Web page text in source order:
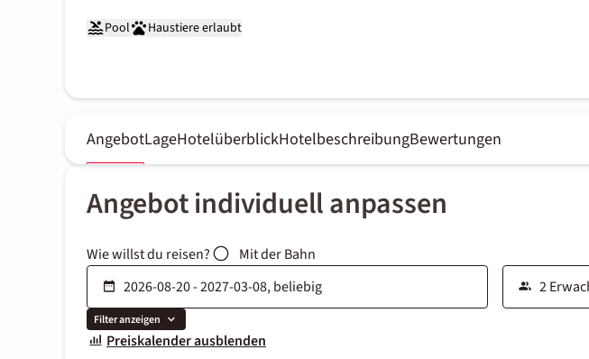
Pool Haustiere erlaubt
AngebotLageHotelüberblickHotelbeschreibungBewertungen
Angebot individuell anpassen
Wie willst du reisen? Mit der Bahn
Filter anzeigen
Preiskalender ausblenden